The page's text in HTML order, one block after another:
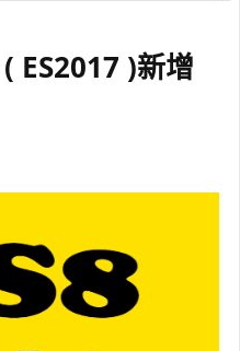
ES2017 )新增